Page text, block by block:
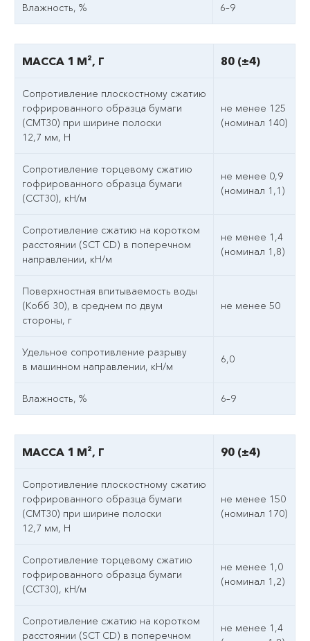
Влажность, % 6–9
МАССА 1 М², Г 80 (±4)
Сопротивление плоскостному сжатию
гофрированного образца бумаги
(СМТ30) при ширине полоски
12,7 мм, Н
не менее 125
(номинал 140)
Сопротивление торцевому сжатию
гофрированного образца бумаги
(ССТ30), кН/м
не менее 0,9
(номинал 1,1)
Сопротивление сжатию на коротком
расстоянии (SCT CD) в поперечном
направлении, кН/м
не менее 1,4
(номинал 1,8)
Поверхностная впитываемость воды
(Кобб 30), в среднем по двум
стороны, г
не менее 50
Удельное сопротивление разрыву
в машинном направлении, кН/м
6,0
Влажность, % 6–9
МАССА 1 М², Г 90 (±4)
Сопротивление плоскостному сжатию
гофрированного образца бумаги
(СМТ30) при ширине полоски
12,7 мм, Н
не менее 150
(номинал 170)
Сопротивление торцевому сжатию
гофрированного образца бумаги
(ССТ30), кН/м
не менее 1,0
(номинал 1,2)
Сопротивление сжатию на коротком
расстоянии (SCT CD) в поперечном
не менее 1,4